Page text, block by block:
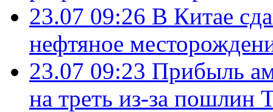
23.07 09:26 В Китае
нефтяное
23.07 09:23 Прибыль
на треть из-за пошлин